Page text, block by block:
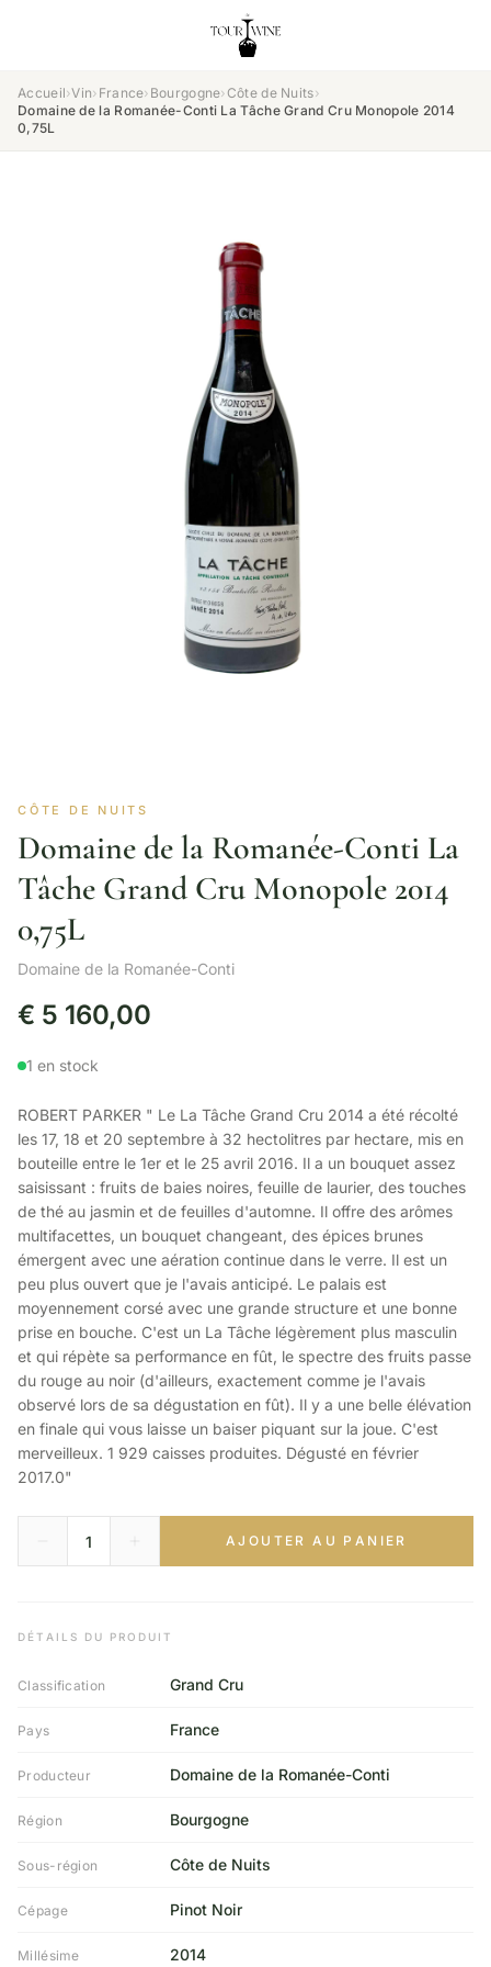
Accueil›Vin› France› Bourgogne›Côte de Nuits›
Domaine de la Romanée-Conti La Tâche Grand Cru Monopole 2014
0,75L
CÔTE DE NUITS
Domaine de la Romanée-Conti La
Tâche Grand Cru Monopole 2014
0,75L
Domaine de la Romanée-Conti
€ 5 160,00
1 en stock
ROBERT PARKER " Le La Tâche Grand Cru 2014 a été récolté
les 17, 18 et 20 septembre à 32 hectolitres par hectare, mis en
bouteille entre le 1er et le 25 avril 2016. Il a un bouquet assez
saisissant : fruits de baies noires, feuille de laurier, des touches
de thé au jasmin et de feuilles d'automne. Il offre des arômes
multifacettes, un bouquet changeant, des épices brunes
émergent avec une aération continue dans le verre. Il est un
peu plus ouvert que je l'avais anticipé. Le palais est
moyennement corsé avec une grande structure et une bonne
prise en bouche. C'est un La Tâche légèrement plus masculin
et qui répète sa performance en fût, le spectre des fruits passe
du rouge au noir (d'ailleurs, exactement comme je l'avais
observé lors de sa dégustation en fût). Il y a une belle élévation
en finale qui vous laisse un baiser piquant sur la joue. C'est
merveilleux. 1 929 caisses produites. Dégusté en février
2017.0"
AJOUTER AU PANIER
DÉTAILS DU PRODUIT
Classification Grand Cru
Pays France
Producteur Domaine de la Romanée-Conti
Région Bourgogne
Sous-région Côte de Nuits
Cépage Pinot Noir
Millésime 2014